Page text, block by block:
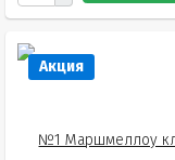
Акция